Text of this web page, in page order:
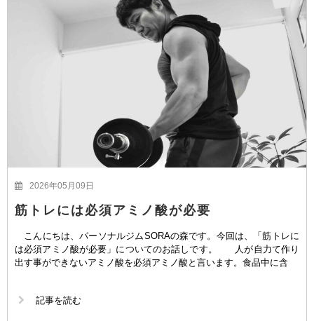
2026年05月09日
筋トレには必須アミノ酸が必要
こんにちは、パーソナルジムSORAの森です。今回は、「筋トレに
は必須アミノ酸が必要」についてのお話しです。 人が自力て作り
出す事ができないアミノ酸を必須アミノ酸と言います。食品中に含
記事を読む